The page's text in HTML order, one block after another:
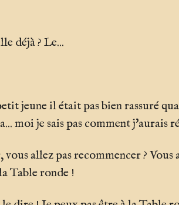
déjà ? Le...
jeune il était pas bien rassuré
moi je sais pas comment j'aurais
allez pas recommencer ?
Table ronde !